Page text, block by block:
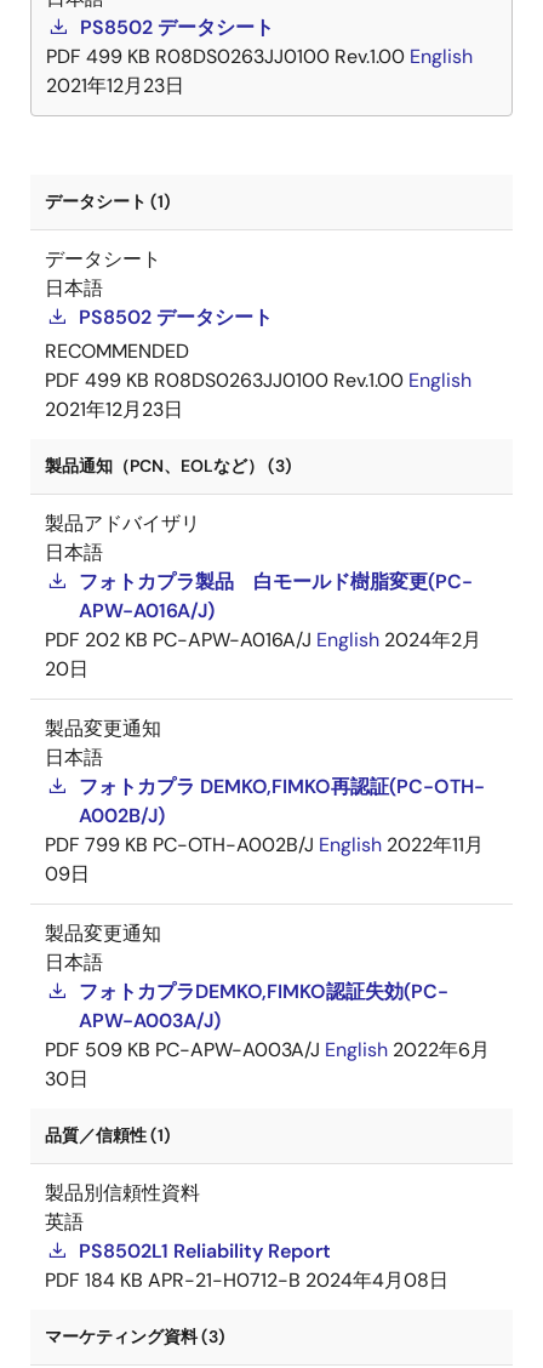
PS8502 データシート
PDF 499 KB R08DS0263JJ0100 Rev.1.00 English
2021年12月23日
データシート (1)
データシート
日本語
PS8502 データシート
RECOMMENDED
PDF 499 KB R08DS0263JJ0100 Rev.1.00 English
2021年12月23日
製品通知（PCN、EOLなど） (3)
製品アドバイザリ
日本語
フォトカプラ製品 白モールド樹脂変更(PC-
APW-A016A/J)
PDF 202 KB PC-APW-A016A/J English 2024年2月
20日
製品変更通知
日本語
フォトカプラ DEMKO,FIMKO再認証(PC-OTH-
A002B/J)
PDF 799 KB PC-OTH-A002B/J English 2022年11月
09日
製品変更通知
日本語
フォトカプラDEMKO,FIMKO認証失効(PC-
APW-A003A/J)
PDF 509 KB PC-APW-A003A/J English 2022年6月
30日
品質／信頼性 (1)
製品別信頼性資料
英語
PS8502L1 Reliability Report
PDF 184 KB APR-21-H0712-B 2024年4月08日
マーケティング資料 (3)